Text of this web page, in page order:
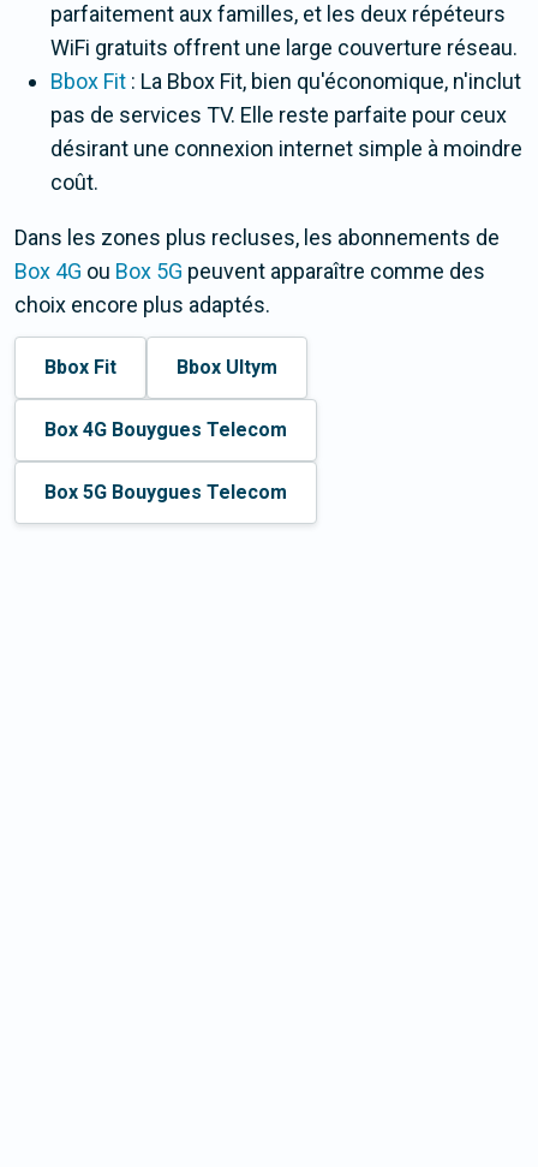
parfaitement aux familles, et les deux répéteurs
WiFi gratuits offrent une large couverture réseau.
Bbox Fit : La Bbox Fit, bien qu'économique, n'inclut
pas de services TV. Elle reste parfaite pour ceux
désirant une connexion internet simple à moindre
coût.
Dans les zones plus recluses, les abonnements de
Box 4G ou Box 5G peuvent apparaître comme des
choix encore plus adaptés.
Bbox Fit Bbox Ultym
Box 4G Bouygues Telecom
Box 5G Bouygues Telecom